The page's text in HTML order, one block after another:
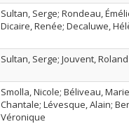
Sultan, Serge; Rondeau,
Dicaire, Renée; Decaluwe,
Sultan, Serge; Jouvent, Roland
Smolla, Nicole; Béliveau,
Chantale; Lévesque, Alain;
Véronique